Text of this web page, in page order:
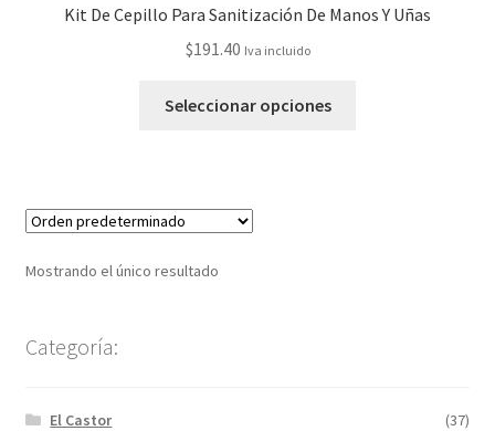
Kit De Cepillo Para Sanitización De Manos Y Uñas
$191.40 Iva incluido
Seleccionar opciones
Mostrando el único resultado
Categoría:
El Castor
(37)